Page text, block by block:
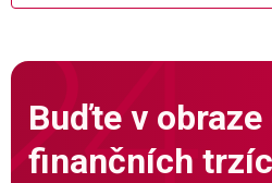
Buďte v
finančních